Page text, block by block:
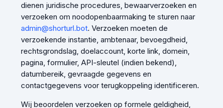
dienen juridische procedures, bewaarverzoeken en
verzoeken om noodopenbaarmaking te sturen naar
admin@shorturl.bot. Verzoeken moeten de
verzoekende instantie, ambtenaar, bevoegdheid,
rechtsgrondslag, doelaccount, korte link, domein,
pagina, formulier, API-sleutel (indien bekend),
datumbereik, gevraagde gegevens en
contactgegevens voor terugkoppeling identificeren.
Wij beoordelen verzoeken op formele geldigheid,